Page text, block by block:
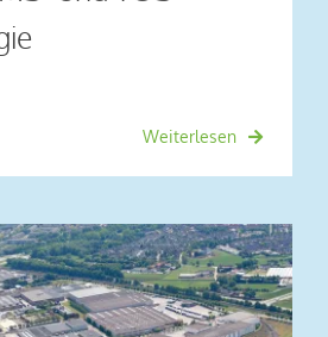
Weiterlesen